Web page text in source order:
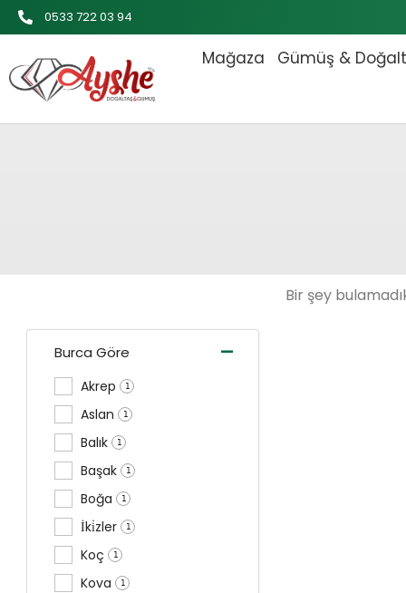
İçeriğe
atla
0533 722 03 94
Mağaza Gümüş &
Burca Göre -
Akrep 1
Aslan 1
Balık 1
Başak 1
Boğa 1
İki̇zler 1
Koç 1
Kova 1
Bir şey